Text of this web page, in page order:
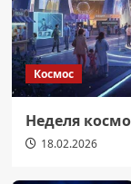
Космос
Неделя
18.02.2026